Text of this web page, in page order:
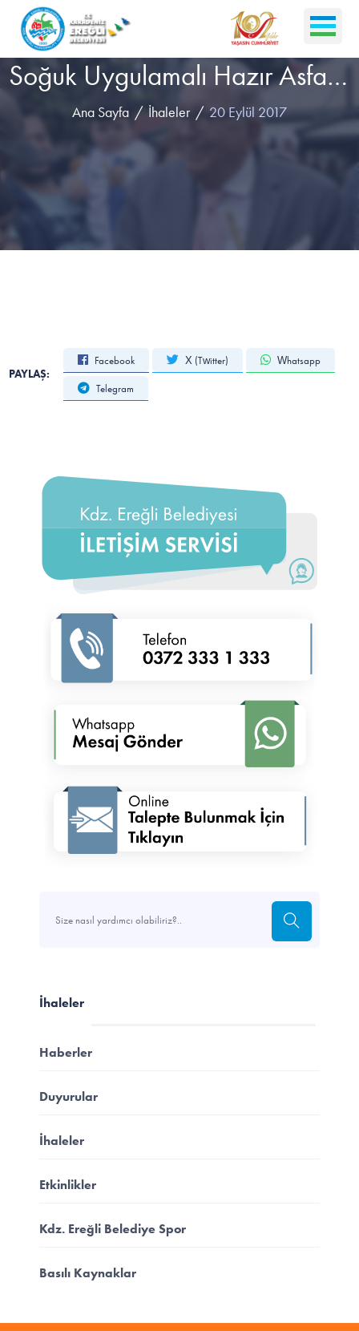
Soğuk Uygulamalı Hazır Asfalt Yama Malzemesi Satın Alınacaktır
Ana Sayfa İhaleler 20 Eylül 2017
PAYLAŞ:
Facebook X (Twitter) Whatsapp
Telegram
İhaleler
Haberler
Duyurular
İhaleler
Etkinlikler
Kdz. Ereğli Belediye Spor
Basılı Kaynaklar